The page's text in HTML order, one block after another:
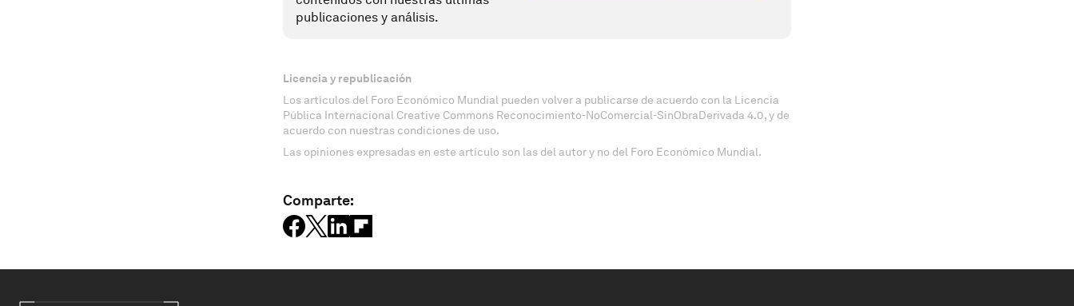
publicaciones y análisis.
Licencia y republicación
Los artículos del Foro Económico Mundial pueden volver a publicarse de acuerdo con la Licencia
Pública Internacional Creative Commons Reconocimiento-NoComercial-SinObraDerivada 4.0, y de
acuerdo con nuestras condiciones de uso.
Las opiniones expresadas en este artículo son las del autor y no del Foro Económico Mundial.
Comparte: